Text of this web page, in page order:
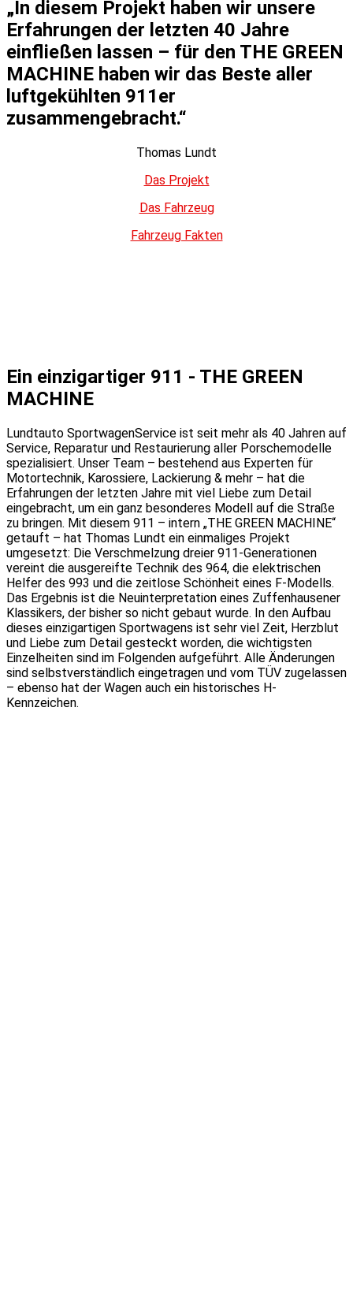
„In diesem Projekt haben wir unsere
Erfahrungen der letzten 40 Jahre
einfließen lassen – für den THE GREEN
MACHINE haben wir das Beste aller
luftgekühlten 911er
zusammengebracht.“
Thomas Lundt
Das Projekt
Das Fahrzeug
Fahrzeug Fakten
Ein einzigartiger 911 - THE GREEN
MACHINE
Lundtauto SportwagenService ist seit mehr als 40 Jahren auf
Service, Reparatur und Restaurierung aller Porschemodelle
spezialisiert. Unser Team – bestehend aus Experten für
Motortechnik, Karossiere, Lackierung & mehr – hat die
Erfahrungen der letzten Jahre mit viel Liebe zum Detail
eingebracht, um ein ganz besonderes Modell auf die Straße
zu bringen. Mit diesem 911 – intern „THE GREEN MACHINE“
getauft – hat Thomas Lundt ein einmaliges Projekt
umgesetzt: Die Verschmelzung dreier 911-Generationen
vereint die ausgereifte Technik des 964, die elektrischen
Helfer des 993 und die zeitlose Schönheit eines F-Modells.
Das Ergebnis ist die Neuinterpretation eines Zuffenhausener
Klassikers, der bisher so nicht gebaut wurde. In den Aufbau
dieses einzigartigen Sportwagens ist sehr viel Zeit, Herzblut
und Liebe zum Detail gesteckt worden, die wichtigsten
Einzelheiten sind im Folgenden aufgeführt. Alle Änderungen
sind selbstverständlich eingetragen und vom TÜV zugelassen
– ebenso hat der Wagen auch ein historisches H-
Kennzeichen.